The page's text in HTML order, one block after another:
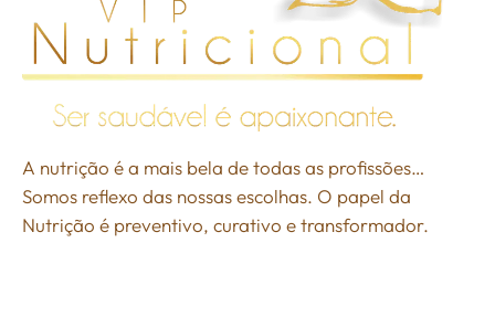
A nutrição é a mais bela de todas as profissões…
Somos reflexo das nossas escolhas. O papel da
Nutrição é preventivo, curativo e transformador.